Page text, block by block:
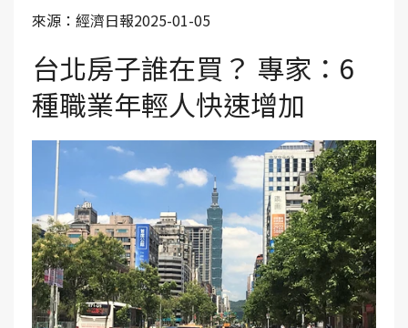
來源：經濟日報2025-01-05
台北房子誰在買？ 專家：6
種職業年輕人快速增加